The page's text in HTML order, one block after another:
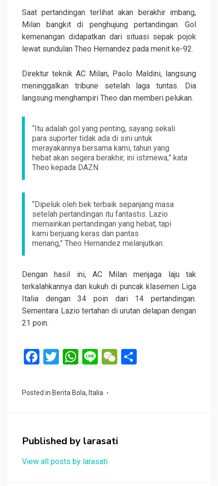
Saat pertandingan terlihat akan berakhir imbang,
Milan bangkit di penghujung pertandingan. Gol
kemenangan didapatkan dari situasi sepak pojok
lewat sundulan Theo Hernandez pada menit ke-92.
Direktur teknik AC Milan, Paolo Maldini, langsung
meninggalkan tribune setelah laga tuntas. Dia
langsung menghampiri Theo dan memberi pelukan.
“Itu adalah gol yang penting, sayang sekali
para suporter tidak ada di sini untuk
merayakannya bersama kami, tahun yang
hebat akan segera berakhir, ini istimewa,” kata
Theo kepada DAZN.
“Dipeluk oleh bek terbaik sepanjang masa
setelah pertandingan itu fantastis. Lazio
memainkan pertandingan yang hebat, tapi
kami berjuang keras dan pantas
menang,” Theo Hernandez melanjutkan.
Dengan hasil ini, AC Milan menjaga laju tak
terkalahkannya dan kukuh di puncak klasemen Liga
Italia dengan 34 poin dari 14 pertandingan.
Sementara Lazio tertahan di urutan delapan dengan
21 poin.
F
ce
o
k
T
tt
W
at
p
p
Li
e
W
Posted in Berita Bola, Italia
Published by larasati
View all posts by larasati